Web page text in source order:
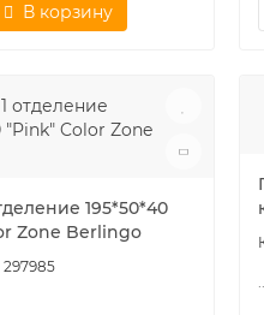
В корзину
195*50*40
Zone Berlingo
297985